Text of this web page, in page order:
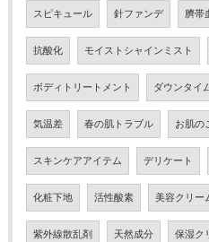
スピキュール 針ファンデ 臍帯
抗酸化 モイストシャインミスト
ボディトリートメント ダウンタイ
気温差 春の肌トラブル お肌の
スキンケアアイテム デリケート
化粧下地 活性酸素 美容クリー
紫外線散乱剤 天然成分 保湿ク